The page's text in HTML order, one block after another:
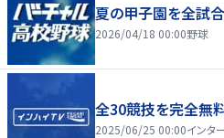
夏の甲子園を全試
2026/04/18 00:00野球
全30競技を完全無
2025/06/25 00:00インタ